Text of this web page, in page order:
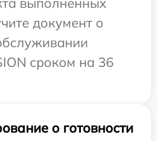
документ о
сроком на 36
о готовности